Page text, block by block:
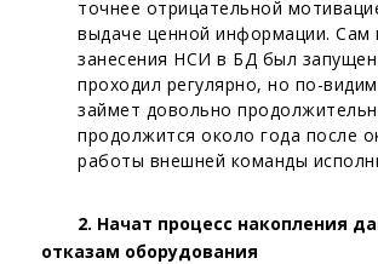
точнее отрицательной
выдаче ценной информации. Сам
занесения НСИ в БД был
проходил регулярно, но по-
займет довольно
продолжится около года после
работы внешней команды
2. Начат процесс накопления
отказам оборудования